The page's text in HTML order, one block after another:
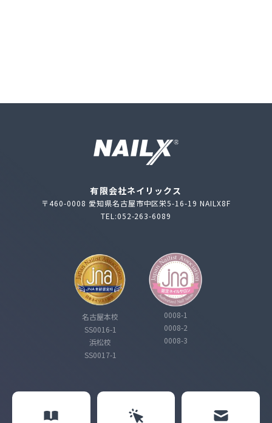
有限会社ネイリックス
〒460-0008 愛知県名古屋市中区栄5-16-19 NAILX8F
TEL:052-263-6089
名古屋本校
SS0016-1
浜松校
SS0017-1
0008-1
0008-2
0008-3